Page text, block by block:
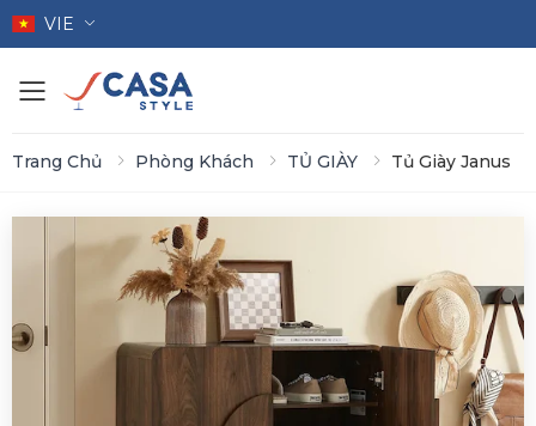
VIE
Toggle mobile menu
Trang Chủ Phòng Khách TỦ GIÀY Tủ Giày Janus